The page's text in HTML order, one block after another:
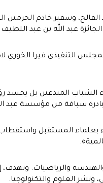
وسفير خادم الحرمين
عبد الله بن عبد اللطيف
فيرا الخوري
الشباب المبدعين بل يجسد
سباقة من مؤسسة عبد
بعلماء المستقبل
والرياضيات. وتهدف،
ونشر العلوم والتكنولوجيا.